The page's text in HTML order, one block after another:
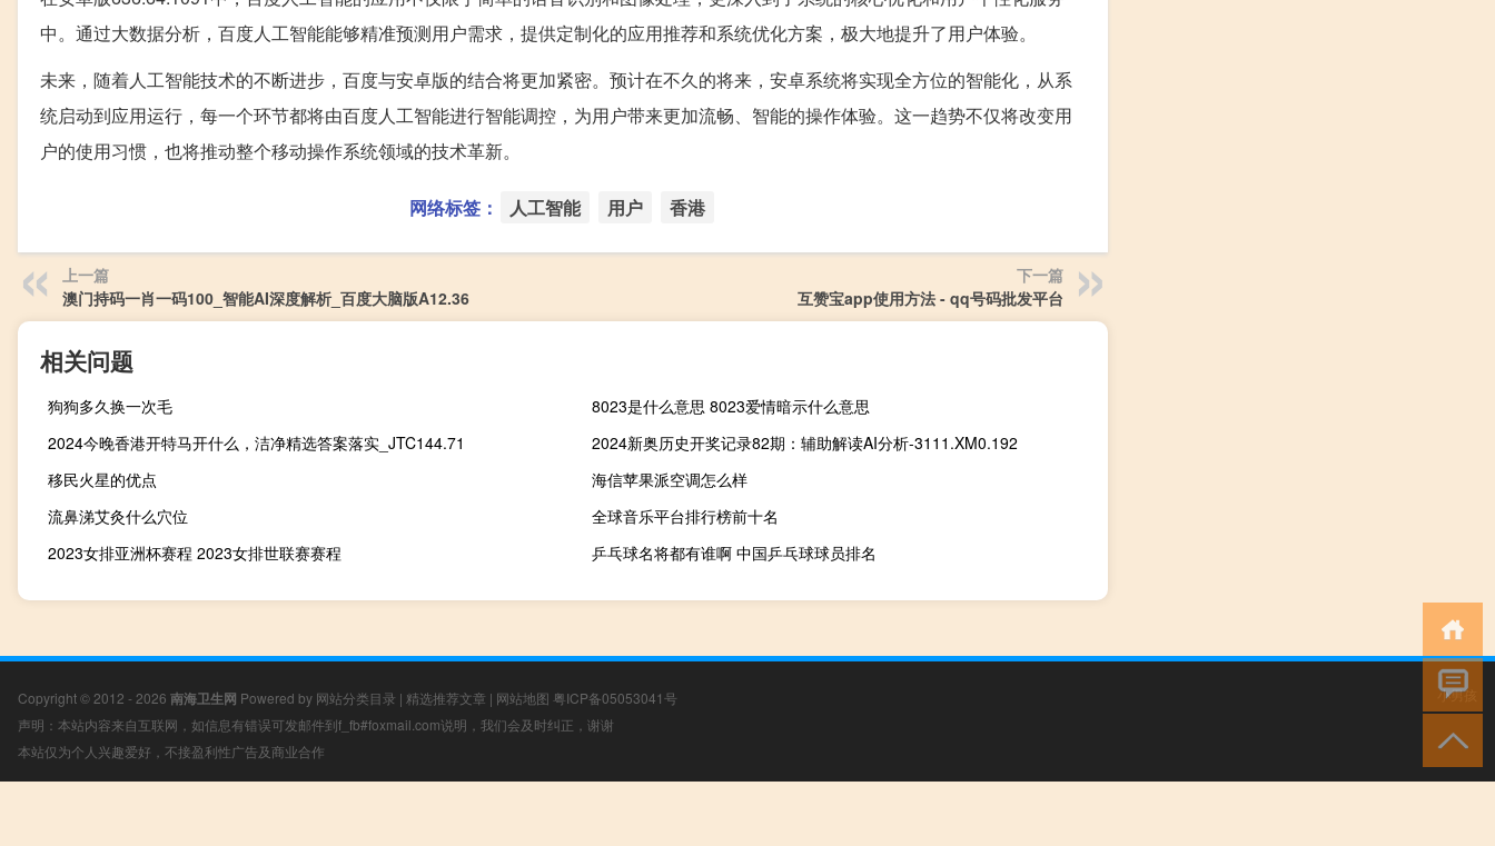
中。通过大数据分析，百度人工智能能够精准预测用户需求，提供定制化的应用推荐和系统优化方案，极大地提升了用户体验。
未来，随着人工智能技术的不断进步，百度与安卓版的结合将更加紧密。预计在不久的将来，安卓系统将实现全方位的智能化，从系
统启动到应用运行，每一个环节都将由百度人工智能进行智能调控，为用户带来更加流畅、智能的操作体验。这一趋势不仅将改变用
户的使用习惯，也将推动整个移动操作系统领域的技术革新。
网络标签： 人工智能 用户 香港
上一篇
澳门持码一肖一码100_智能AI深度解析_百度大脑版A12.36
下一篇
互赞宝app使用方法 - qq号码批发平台
相关问题
狗狗多久换一次毛
8023是什么意思 8023爱情暗示什么意思
2024今晚香港开特马开什么，洁净精选答案落实_JTC144.71
2024新奥历史开奖记录82期：辅助解读AI分析-3111.XM0.192
移民火星的优点
海信苹果派空调怎么样
流鼻涕艾灸什么穴位
全球音乐平台排行榜前十名
2023女排亚洲杯赛程 2023女排世联赛赛程
乒乓球名将都有谁啊 中国乒乓球球员排名
Copyright © 2012 - 2026 南海卫生网 Powered by 网站分类目录 | 精选推荐文章 | 网站地图 粤ICP备05053041号
声明：本站内容来自互联网，如信息有错误可发邮件到f_fb#foxmail.com说明，我们会及时纠正，谢谢
本站仅为个人兴趣爱好，不接盈利性广告及商业合作
小男孩